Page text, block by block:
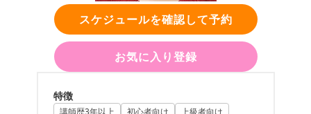
スケジュールを確認して予約
お気に入り登録
特徴
講師歴3年以上 初心者向け
上級者向け